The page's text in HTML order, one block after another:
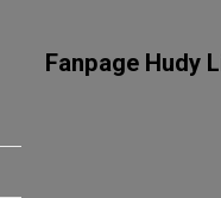
Fanpage Hudy